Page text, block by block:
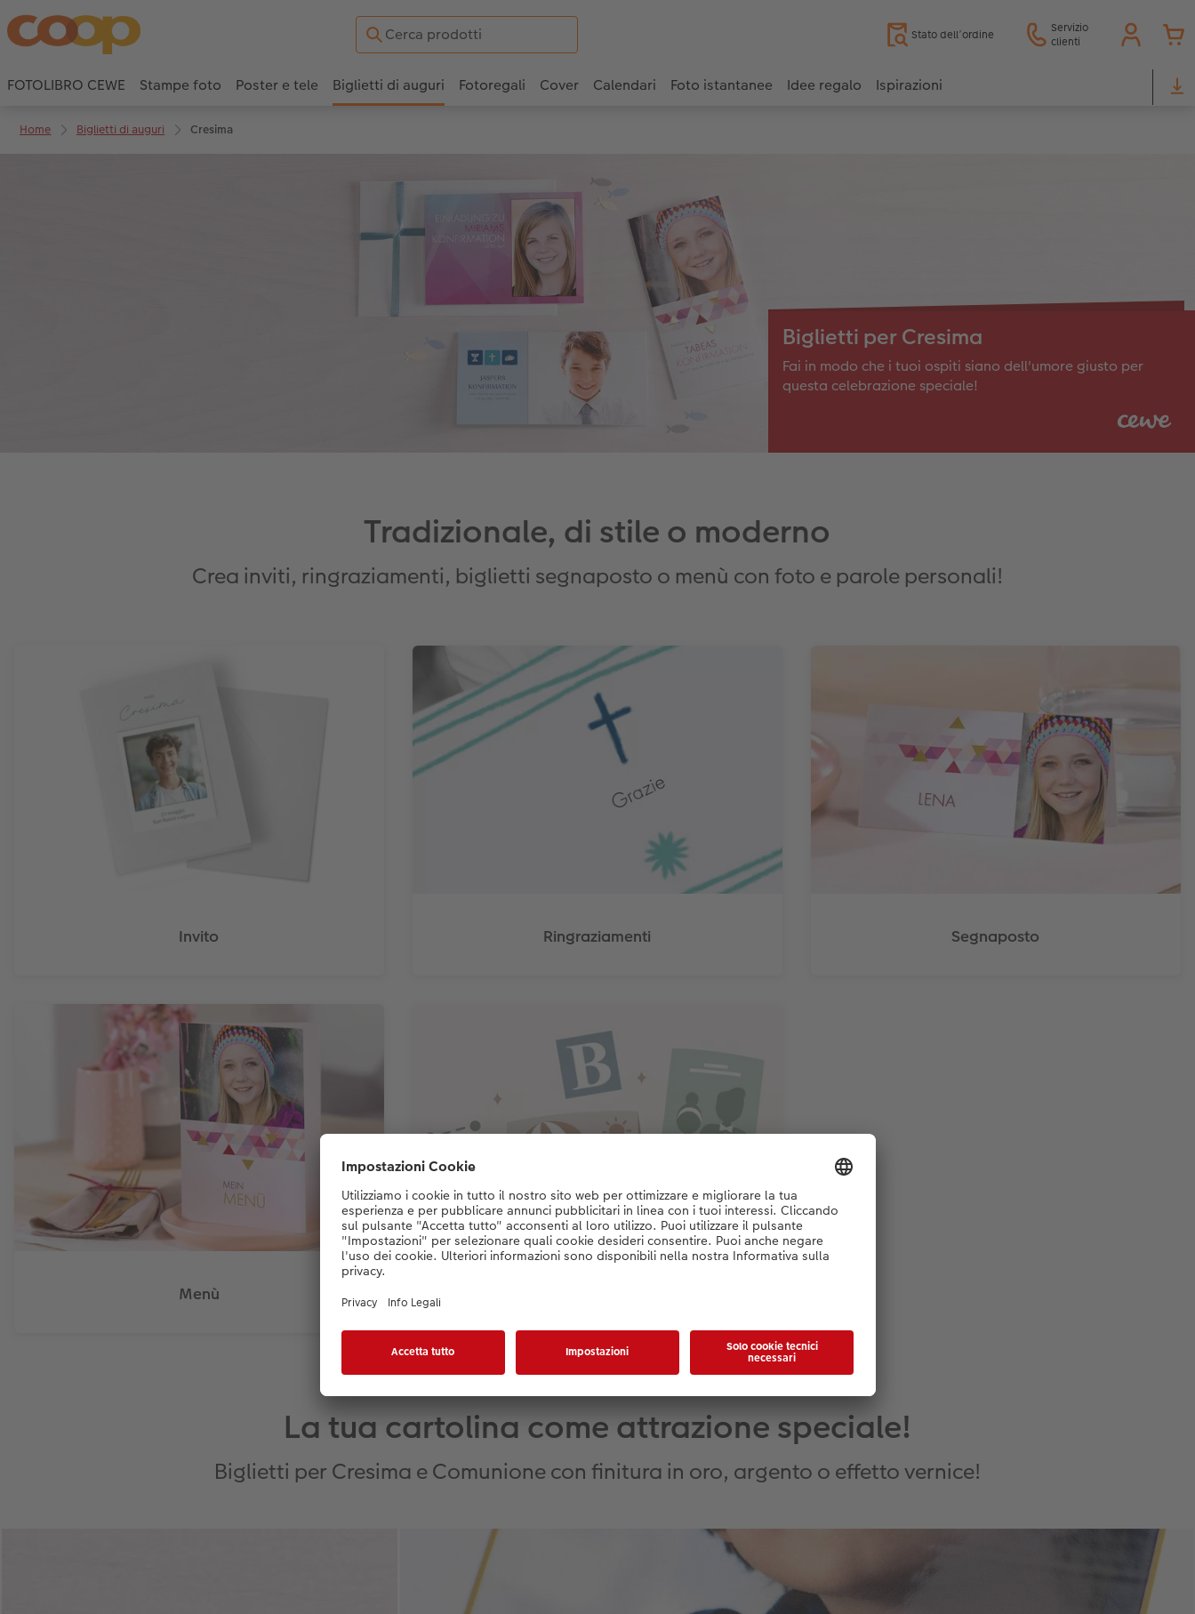
Stato dell’ordine
Servizio
clienti
FOTOLIBRO CEWE Stampe foto Poster e tele Biglietti di auguri Fotoregali Cover Calendari Foto istantanee Idee regalo Ispirazioni
Home Biglietti di auguri Cresima
Biglietti per Cresima
Fai in modo che i tuoi ospiti siano dell'umore giusto per
questa celebrazione speciale!
Tradizionale, di stile o moderno
Crea inviti, ringraziamenti, biglietti segnaposto o menù con foto e parole personali!
Invito Ringraziamenti Segnaposto
Menù
La tua cartolina come attrazione speciale!
Biglietti per Cresima e Comunione con finitura in oro, argento o effetto vernice!